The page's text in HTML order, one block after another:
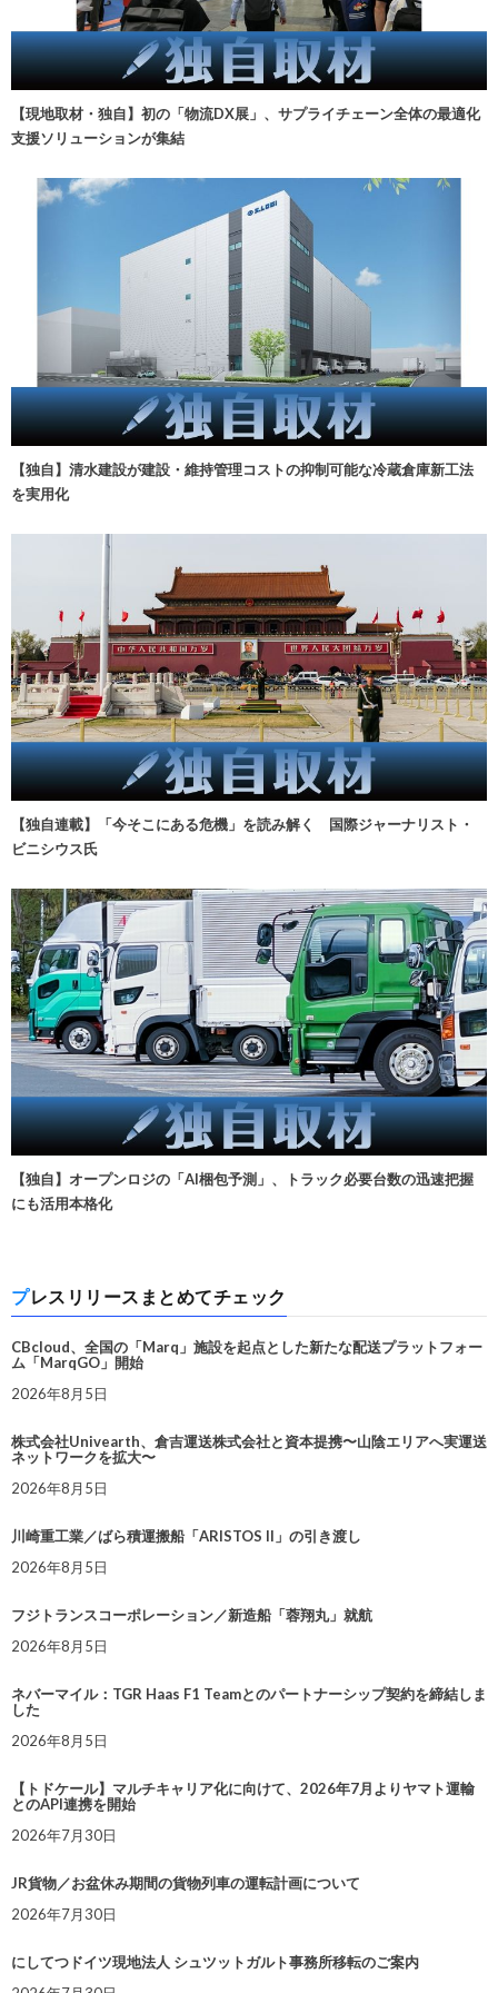
【現地取材・独自】初の「物流DX展」、サプライチェーン全体の最適化
支援ソリューションが集結
【独自】清水建設が建設・維持管理コストの抑制可能な冷蔵倉庫新工法
を実用化
【独自連載】「今そこにある危機」を読み解く 国際ジャーナリスト・
ビニシウス氏
【独自】オープンロジの「AI梱包予測」、トラック必要台数の迅速把握
にも活用本格化
プレスリリースまとめてチェック
CBcloud、全国の「Marq」施設を起点とした新たな配送プラットフォー
ム「MarqGO」開始
2026年8月5日
株式会社Univearth、倉吉運送株式会社と資本提携〜山陰エリアへ実運送
ネットワークを拡大〜
2026年8月5日
川崎重工業／ばら積運搬船「ARISTOS II」の引き渡し
2026年8月5日
フジトランスコーポレーション／新造船「蓉翔丸」就航
2026年8月5日
ネバーマイル：TGR Haas F1 Teamとのパートナーシップ契約を締結しま
した
2026年8月5日
【トドケール】マルチキャリア化に向けて、2026年7月よりヤマト運輸
とのAPI連携を開始
2026年7月30日
JR貨物／お盆休み期間の貨物列車の運転計画について
2026年7月30日
にしてつドイツ現地法人 シュツットガルト事務所移転のご案内